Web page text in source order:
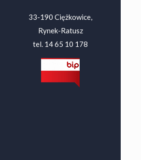
33-190 Ciężkowice,
Rynek-Ratusz
tel. 14 65 10 178